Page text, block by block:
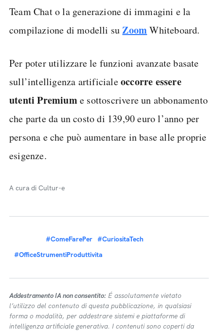
Team Chat o la generazione di immagini e la
compilazione di modelli suZoomWhiteboard.
Per poter utilizzare le funzioni avanzate basate
sull’intelligenza artificialeoccorre essere
utenti Premiume sottoscrivere un abbonamento
che parte da un costo di 139,90 euro l’anno per
persona e che può aumentare in base alle proprie
esigenze.
A cura di Cultur-e
#ComeFarePer #CuriositaTech
#OfficeStrumentiProduttivita
Addestramento IA non consentito: É assolutamente vietato
l’utilizzo del contenuto di questa pubblicazione, in qualsiasi
forma o modalità, per addestrare sistemi e piattaforme di
intelligenza artificiale generativa. I contenuti sono coperti da